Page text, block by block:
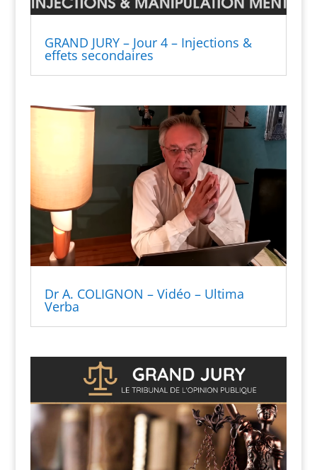
GRAND JURY – Jour 4 – Injections &
effets secondaires
Dr A. COLIGNON – Vidéo – Ultima
Verba